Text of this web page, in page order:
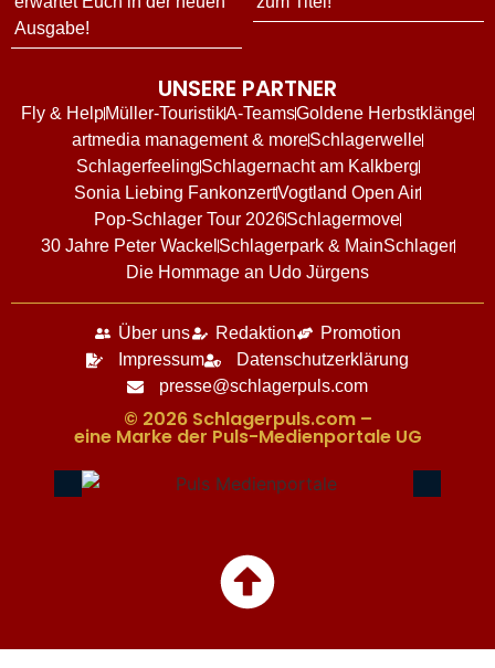
Ausgabe!
UNSERE PARTNER
Fly & HelpMüller-TouristikA-TeamsGoldene Herbstklänge
artmedia management & moreSchlagerwelle
SchlagerfeelingSchlagernacht am Kalkberg
Sonia Liebing FankonzertVogtland Open Air
Pop-Schlager Tour 2026Schlagermove
30 Jahre Peter Wackel Schlagerpark & MainSchlager
Die Hommage an Udo Jürgens
Über uns Redaktion
Promotion
Impressum
Datenschutzerklärung
presse@schlagerpuls.com
© 2026 Schlagerpuls.com –
eine Marke der Puls-Medienportale UG​